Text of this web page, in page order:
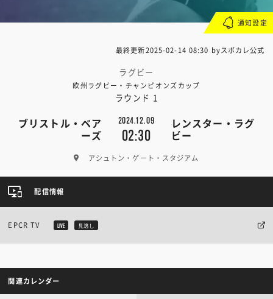
最終更新2025-02-14 08:30 byスポカレ公式
ラグビー
欧州ラグビー・チャンピオンズカップ
ラウンド 1
ブリストル・ベア
ーズ
2024.12.09
02:30
レンスター・ラグ
ビー
アシュトン・ゲート・スタジアム
通知設定
配信情報
EPCR TV LIVE 見逃し
関連カレンダー